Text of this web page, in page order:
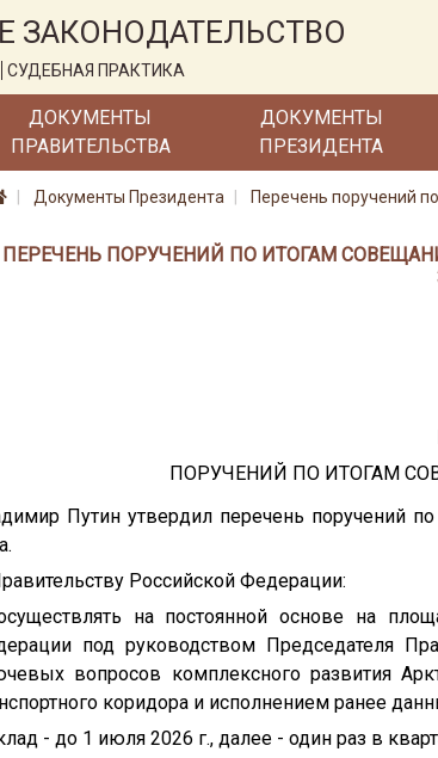
ЗАКОНОДАТЕЛЬСТВО
СУДЕБНАЯ ПРАКТИКА
ДОКУМЕНТЫ
ПРАВИТЕЛЬСТВА
ДОКУМЕНТЫ
ПРЕЗИДЕНТА
Документы Президента Перечень поручений
ПЕРЕЧЕНЬ ПОРУЧЕНИЙ ПО ИТОГАМ
ПОРУЧЕНИЙ ПО ИТОГАМ
Путин утвердил перечень поручений
Российской Федерации:
на постоянной основе на
под руководством Председателя
вопросов комплексного развития
коридора и исполнением ранее
- до 1 июля 2026 г., далее - один раз в